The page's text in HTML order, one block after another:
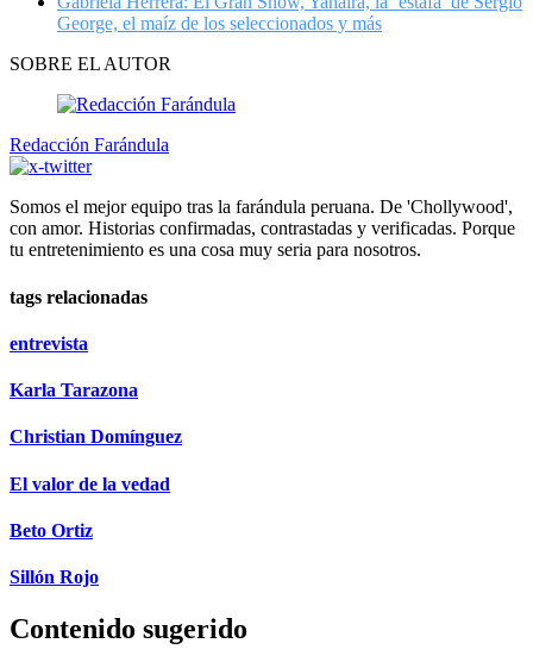
George, el maíz de los seleccionados y más
SOBRE EL AUTOR
Redacción Farándula
Somos el mejor equipo tras la farándula peruana. De 'Chollywood',
con amor. Historias confirmadas, contrastadas y verificadas. Porque
tu entretenimiento es una cosa muy seria para nosotros.
tags relacionadas
entrevista
Karla Tarazona
Christian Domínguez
El valor de la vedad
Beto Ortiz
Sillón Rojo
Contenido sugerido